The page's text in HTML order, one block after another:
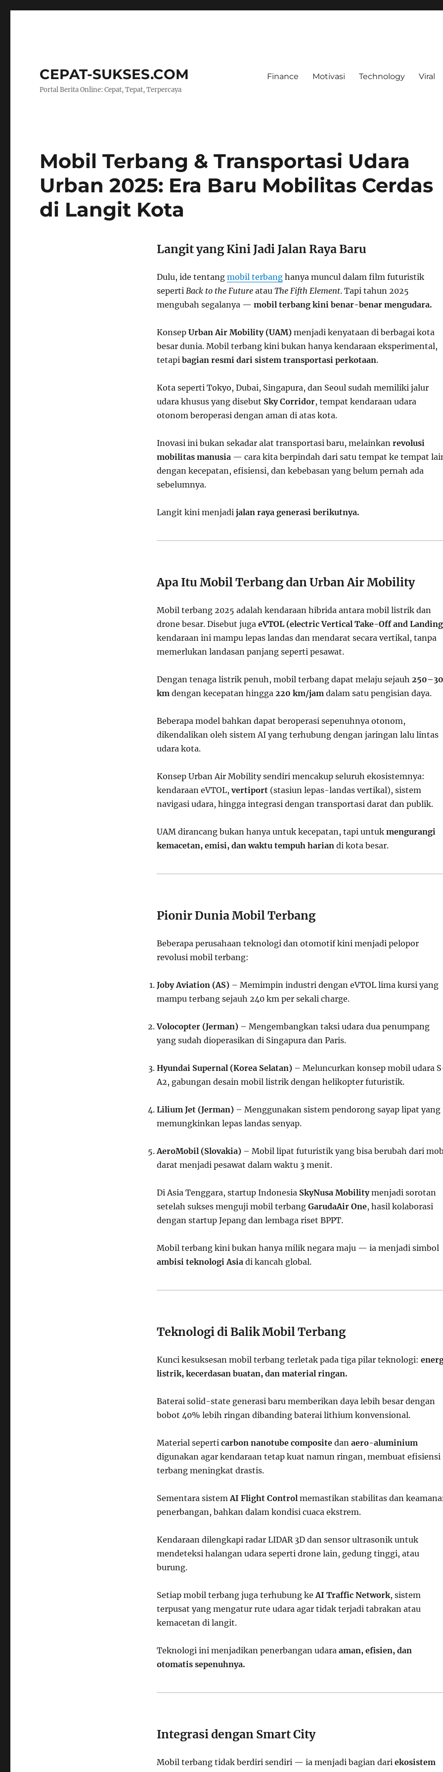
CEPAT-SUKSES.COM
Portal Berita Online: Cepat, Tepat, Terpercaya
Finance Motivasi Technology Viral
Mobil Terbang & Transportasi Udara
Urban 2025: Era Baru Mobilitas Cerdas
di Langit Kota
Langit yang Kini Jadi Jalan Raya Baru
Dulu, ide tentang mobil terbanghanya muncul dalam film futuristik
seperti Back to the Futureatau The Fifth Element. Tapi tahun 2025
mengubah segalanya — mobil terbang kini benar-benar mengudara.
Konsep Urban Air Mobility (UAM)menjadi kenyataan di berbagai kota
besar dunia. Mobil terbang kini bukan hanya kendaraan eksperimental,
tetapi bagian resmi dari sistem transportasi perkotaan.
Kota seperti Tokyo, Dubai, Singapura, dan Seoul sudah memiliki jalur
udara khusus yang disebut Sky Corridor, tempat kendaraan udara
otonom beroperasi dengan aman di atas kota.
Inovasi ini bukan sekadar alat transportasi baru, melainkan revolusi
mobilitas manusia— cara kita berpindah dari satu tempat ke tempat
dengan kecepatan, efisiensi, dan kebebasan yang belum pernah ada
sebelumnya.
Langit kini menjadi jalan raya generasi berikutnya.
Apa Itu Mobil Terbang dan Urban Air Mobility
Mobil terbang 2025 adalah kendaraan hibrida antara mobil listrik dan
drone besar. Disebut juga eVTOL (electric Vertical Take-Off and
kendaraan ini mampu lepas landas dan mendarat secara vertikal, tanpa
memerlukan landasan panjang seperti pesawat.
Dengan tenaga listrik penuh, mobil terbang dapat melaju sejauh
kmdengan kecepatan hingga 220 km/jamdalam satu pengisian daya.
Beberapa model bahkan dapat beroperasi sepenuhnya otonom,
dikendalikan oleh sistem AI yang terhubung dengan jaringan lalu lintas
udara kota.
Konsep Urban Air Mobility sendiri mencakup seluruh ekosistemnya:
kendaraan eVTOL, vertiport(stasiun lepas-landas vertikal), sistem
navigasi udara, hingga integrasi dengan transportasi darat dan publik.
UAM dirancang bukan hanya untuk kecepatan, tapi untuk mengurangi
kemacetan, emisi, dan waktu tempuh hariandi kota besar.
Pionir Dunia Mobil Terbang
Beberapa perusahaan teknologi dan otomotif kini menjadi pelopor
revolusi mobil terbang:
Joby Aviation (AS)– Memimpin industri dengan eVTOL lima kursi yang
mampu terbang sejauh 240 km per sekali charge.
Volocopter (Jerman)– Mengembangkan taksi udara dua penumpang
yang sudah dioperasikan di Singapura dan Paris.
Hyundai Supernal (Korea Selatan)– Meluncurkan konsep mobil udara
A2, gabungan desain mobil listrik dengan helikopter futuristik.
Lilium Jet (Jerman)– Menggunakan sistem pendorong sayap lipat yang
memungkinkan lepas landas senyap.
AeroMobil (Slovakia)– Mobil lipat futuristik yang bisa berubah dari
darat menjadi pesawat dalam waktu 3 menit.
Di Asia Tenggara, startup Indonesia SkyNusa Mobilitymenjadi sorotan
setelah sukses menguji mobil terbang GarudaAir One, hasil kolaborasi
dengan startup Jepang dan lembaga riset BPPT.
Mobil terbang kini bukan hanya milik negara maju — ia menjadi simbol
ambisi teknologi Asiadi kancah global.
Teknologi di Balik Mobil Terbang
Kunci kesuksesan mobil terbang terletak pada tiga pilar teknologi:
listrik, kecerdasan buatan, dan material ringan.
Baterai solid-state generasi baru memberikan daya lebih besar dengan
bobot 40% lebih ringan dibanding baterai lithium konvensional.
Material seperti carbon nanotube compositedan aero-aluminium
digunakan agar kendaraan tetap kuat namun ringan, membuat efisiensi
terbang meningkat drastis.
Sementara sistemAI Flight Controlmemastikan stabilitas dan
penerbangan, bahkan dalam kondisi cuaca ekstrem.
Kendaraan dilengkapi radar LIDAR 3D dan sensor ultrasonik untuk
mendeteksi halangan udara seperti drone lain, gedung tinggi, atau
burung.
Setiap mobil terbang juga terhubung keAI Traffic Network, sistem
terpusat yang mengatur rute udara agar tidak terjadi tabrakan atau
kemacetan di langit.
Teknologi ini menjadikan penerbangan udara aman, efisien, dan
otomatis sepenuhnya.
Integrasi dengan Smart City
Mobil terbang tidak berdiri sendiri — ia menjadi bagian dari ekosistem